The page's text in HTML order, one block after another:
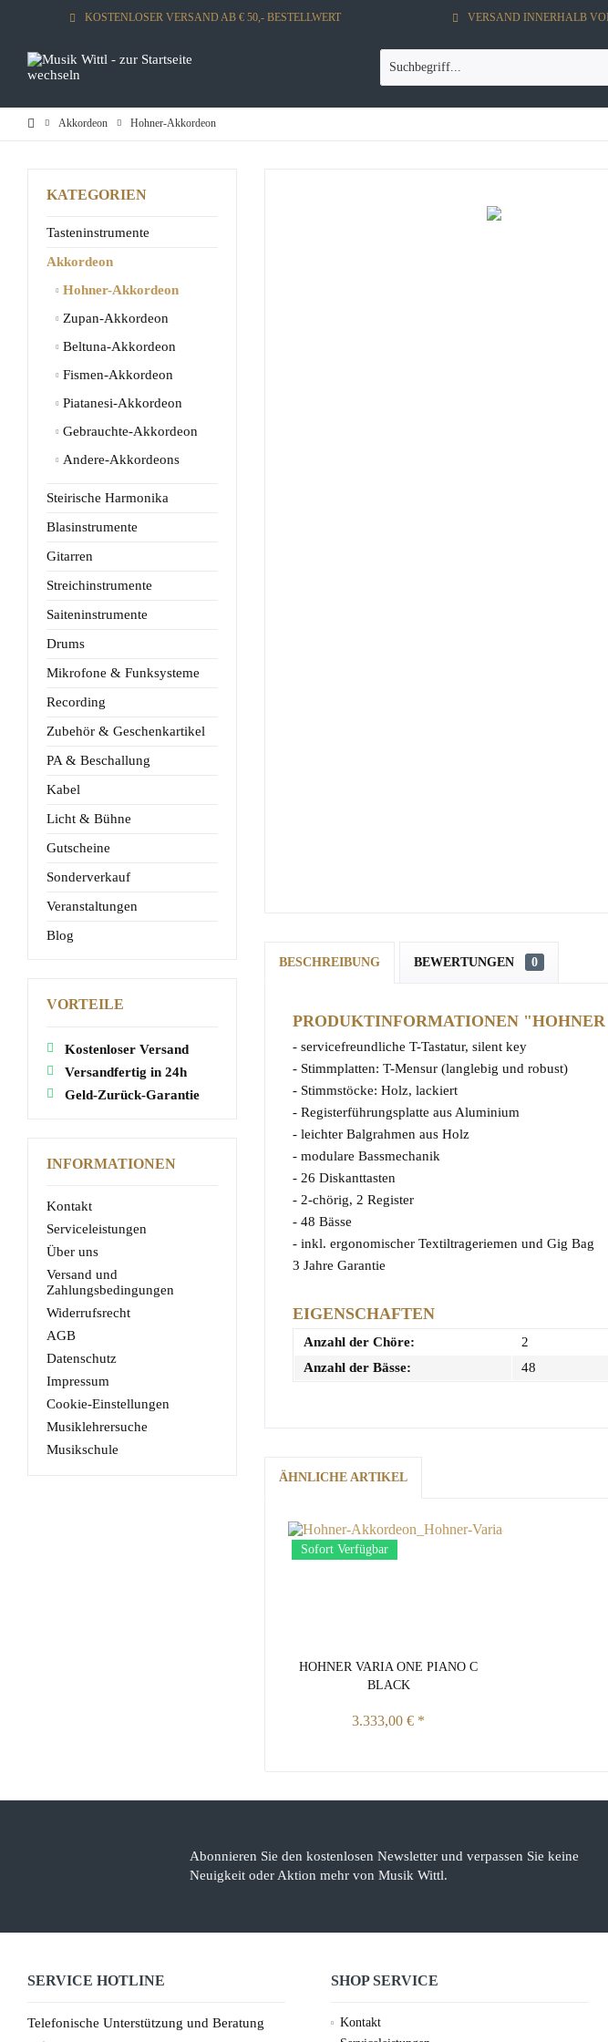
KOSTENLOSER VERSAND AB € 50,- BESTELLWERT VERSAND INNERHALB
Akkordeon Hohner-Akkordeon
KATEGORIEN
Tasteninstrumente
Akkordeon
Hohner-Akkordeon
Zupan-Akkordeon
Beltuna-Akkordeon
Fismen-Akkordeon
Piatanesi-Akkordeon
Gebrauchte-Akkordeon
Andere-Akkordeons
Steirische Harmonika
Blasinstrumente
Gitarren
Streichinstrumente
Saiteninstrumente
Drums
Mikrofone & Funksysteme
Recording
Zubehör & Geschenkartikel
PA & Beschallung
Kabel
Licht & Bühne
Gutscheine
Sonderverkauf
Veranstaltungen
Blog
VORTEILE
Kostenloser Versand
Versandfertig in 24h
Geld-Zurück-Garantie
INFORMATIONEN
Kontakt
Serviceleistungen
Über uns
Versand und
Zahlungsbedingungen
Widerrufsrecht
AGB
Datenschutz
Impressum
Cookie-Einstellungen
Musiklehrersuche
Musikschule
BESCHREIBUNG BEWERTUNGEN 0
PRODUKTINFORMATIONEN
- servicefreundliche T-Tastatur, silent key
- Stimmplatten: T-Mensur (langlebig und robust)
- Stimmstöcke: Holz, lackiert
- Registerführungsplatte aus Aluminium
- leichter Balgrahmen aus Holz
- modulare Bassmechanik
- 26 Diskanttasten
- 2-chörig, 2 Register
- 48 Bässe
- inkl. ergonomischer Textiltrageriemen und Gig Bag
3 Jahre Garantie
EIGENSCHAFTEN
Anzahl der Chöre:
2
Anzahl der Bässe:
48
ÄHNLICHE ARTIKEL
Sofort Verfügbar
HOHNER VARIA ONE PIANO C
BLACK
3.333,00 € *
Abonnieren Sie den kostenlosen Newsletter und verpassen Sie keine
Neuigkeit oder Aktion mehr von Musik Wittl.
SERVICE HOTLINE
Telefonische Unterstützung und Beratung
SHOP SERVICE
Kontakt